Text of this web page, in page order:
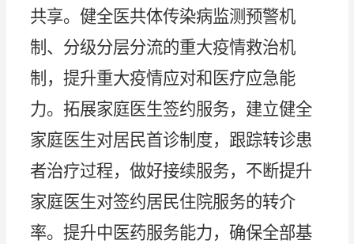
共享。健全医共体传染病监测预警机
制、分级分层分流的重大疫情救治机
制，提升重大疫情应对和医疗应急能
力。拓展家庭医生签约服务，建立健全
家庭医生对居民首诊制度，跟踪转诊患
者治疗过程，做好接续服务，不断提升
家庭医生对签约居民住院服务的转介
率。提升中医药服务能力，确保全部基